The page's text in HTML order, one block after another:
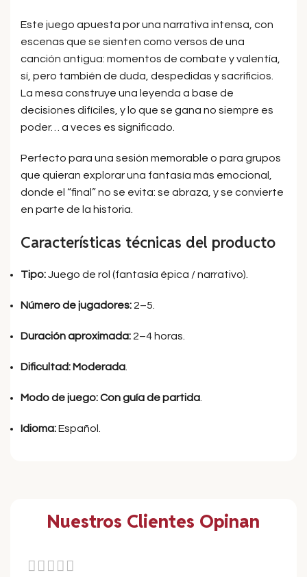
Este juego apuesta por una narrativa intensa, con
escenas que se sienten como versos de una
canción antigua: momentos de combate y valentía,
sí, pero también de duda, despedidas y sacrificios.
La mesa construye una leyenda a base de
decisiones difíciles, y lo que se gana no siempre es
poder… a veces es significado.
Perfecto para una sesión memorable o para grupos
que quieran explorar una fantasía más emocional,
donde el “final” no se evita: se abraza, y se convierte
en parte de la historia.
Características técnicas del producto
Tipo:Juego de rol (fantasía épica / narrativo).
Número de jugadores: 2–5.
Duración aproximada: 2–4 horas.
Dificultad:Moderada
Modo de juego:Con guía de partida
Idioma:Español.
Nuestros Clientes Opinan